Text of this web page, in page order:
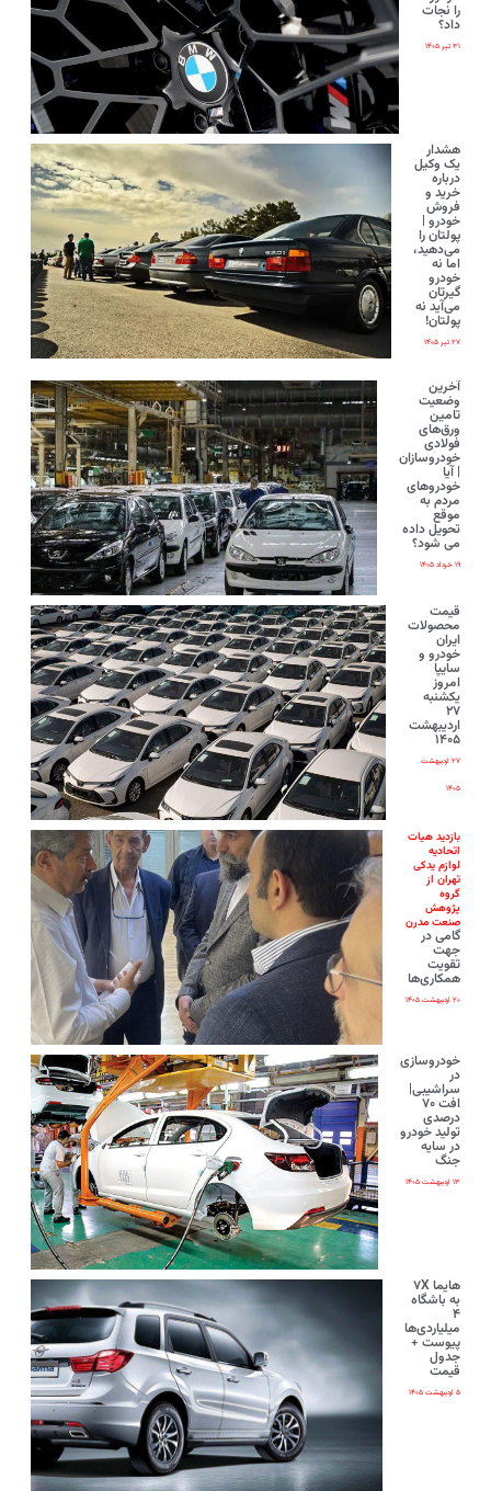
را نجات
داد؟
۳۱ تیر ۱۴۰۵
هشدار
یک وکیل
درباره
خرید و
فروش
خودرو |
پولتان را
می‌دهید،
اما نه
خودرو
گیرتان
می‌آید نه
پولتان!
۲۷ تیر ۱۴۰۵
آخرین
وضعیت
تامین
ورق‌های
فولادی
خودروسازان
| آیا
خودروهای
مردم به
موقع
تحویل داده
می شود؟
۱۹ خرداد ۱۴۰۵
قیمت
محصولات
ایران‌
خودرو و
سایپا
امروز
یکشنبه
۲۷
اردیبهشت
۱۴۰۵
۲۷ اردیبهشت
۱۴۰۵
بازدید هیات
اتحادیه
لوازم یدکی
تهران از
گروه
پژوهش
صنعت مدرن
گامی در
جهت
تقویت
همکاری‌ها
۲۰ اردیبهشت ۱۴۰۵
خودروسازی
در
سراشیبی|
افت ۷۰
درصدی
تولید خودرو
در سایه
جنگ
۱۳ اردیبهشت ۱۴۰۵
هایما ۷X
به باشگاه
۴
میلیاردی‌ها
پیوست +
جدول
قیمت
۵ اردیبهشت ۱۴۰۵